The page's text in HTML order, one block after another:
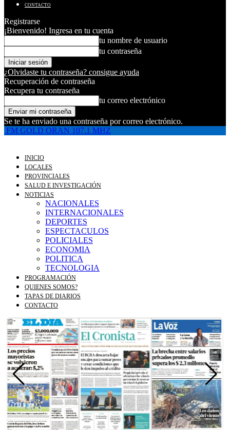
CONTACTO
Registrarse
¡Bienvenido! Ingresa en tu cuenta
tu nombre de usuario
tu contraseña
¿Olvidaste tu contraseña? consigue ayuda
Recuperación de contraseña
Recupera tu contraseña
tu correo electrónico
Se te ha enviado una contraseña por correo electrónico.
FM GOLD ORAN 107.1 MHZ
INICIO
LOCALES
PROVINCIALES
SALUD E INVESTIGACIÓN
NOTICIAS
NACIONALES
INTERNACIONALES
DEPORTES
ESPECTACULOS
POLICIALES
ECONOMIA
POLITICA
TECNOLOGIA
PROGRAMACIÓN
QUIENES SOMOS?
TAPAS DE DIARIOS
CONTACTO